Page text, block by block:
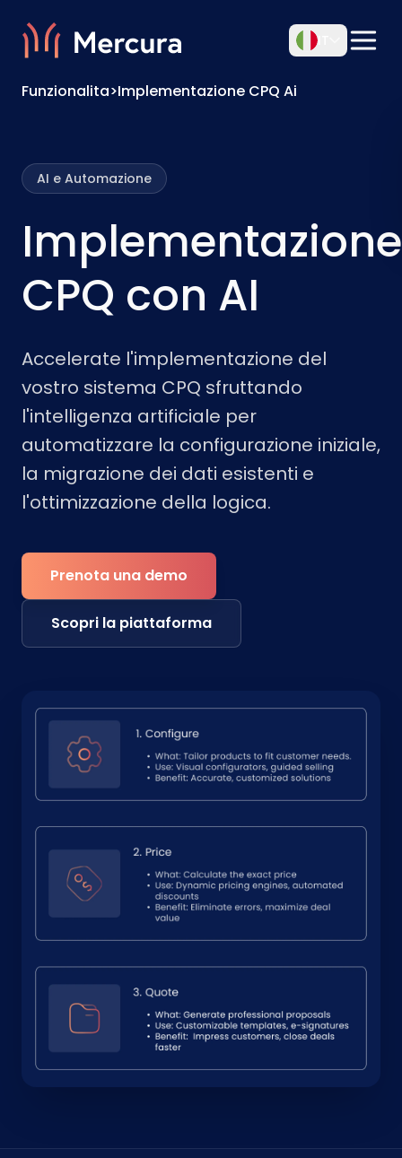
Funzionalita>Implementazione CPQ Ai
AI e Automazione
Implementazione
CPQ con AI
Accelerate l'implementazione del
vostro sistema CPQ sfruttando
l'intelligenza artificiale per
automatizzare la configurazione iniziale,
la migrazione dei dati esistenti e
l'ottimizzazione della logica.
Prenota una demo
Scopri la piattaforma